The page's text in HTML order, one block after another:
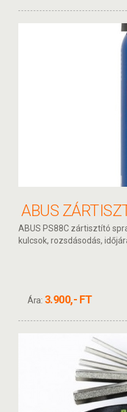
ABUS PS88C zártisztító
kulcsok, rozsdásodás,
Ára: 3.900,- FT